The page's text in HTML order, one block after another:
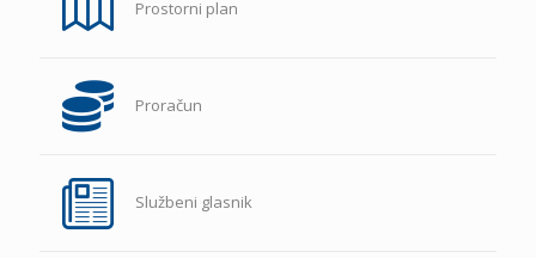
Prostorni plan
Proračun
Službeni glasnik